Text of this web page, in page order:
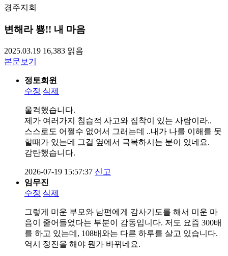
경주지회
변해라 뿅!! 내 마음
2025.03.19 16,383 읽음
본문보기
정토회윈
수정 삭제
울컥했습니다.
제가 여러가지 침습적 사고와 집착이 있는 사람이라..
스스로도 어쩔수 없어서 그러는데 ..내가 나를 이해를 못
할때가 있는데 그걸 옆에서 극복하시는 분이 있네요.
감탄했습니다.
2026-07-19 15:57:37 신고
임무진
수정 삭제
그렇게 미운 부모와 남편에게 감사기도를 해서 미운 마
음이 줄어들었다는 부분이 감동입니다. 저도 요즘 300배
를 하고 있는데, 108배와는 다른 하루를 살고 있습니다.
역시 정진을 해야 뭔가 바뀌네요.